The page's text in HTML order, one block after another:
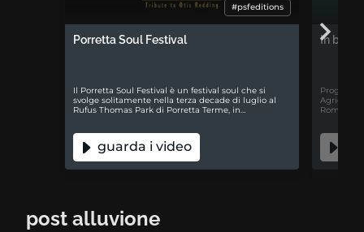
#psfeditions
Porretta Soul Festival
Il Porretta Soul Festival è un festival soul che si
svolge solitamente nella terza decade di luglio al
Rufus Thomas Park di Porretta Terme, in…
guarda i video
In
Progetto
post alluvione